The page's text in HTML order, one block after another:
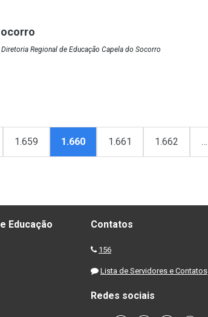
Regional de Educação Capela do Socorro
1.659 1.660 1.661 1.662 …
Educação Contatos
156
Lista de Servidores e Contatos
Redes sociais